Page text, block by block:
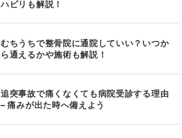
ハビリも解説！
むちうちで整骨院に通院していい？いつか
ら通えるかや施術も解説！
追突事故で痛くなくても病院受診する理由
– 痛みが出た時へ備えよう